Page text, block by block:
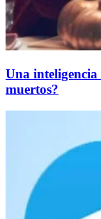
Una
muertos?